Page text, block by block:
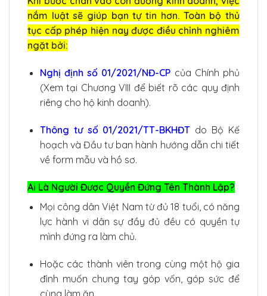
nắm luật sẽ giúp bạn tự tin hơn. Toàn bộ thủ
tục cấp phép hiện nay được điều chỉnh nghiêm
ngặt bởi:
Nghị định số 01/2021/NĐ-CP của Chính phủ
(Xem tại Chương VIII để biết rõ các quy định
riêng cho hộ kinh doanh).
Thông tư số 01/2021/TT-BKHĐT do Bộ Kế
hoạch và Đầu tư ban hành hướng dẫn chi tiết
về form mẫu và hồ sơ.
Ai Là Người Được Quyền Đứng Tên Thành Lập?
Mọi công dân Việt Nam từ đủ 18 tuổi, có năng
lực hành vi dân sự đầy đủ đều có quyền tự
mình đứng ra làm chủ.
Hoặc các thành viên trong cùng một hộ gia
đình muốn chung tay góp vốn, góp sức để
cùng làm ăn.